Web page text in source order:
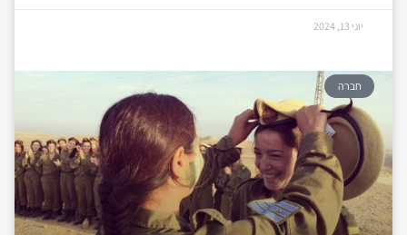
יוני 13, 2024
חברה